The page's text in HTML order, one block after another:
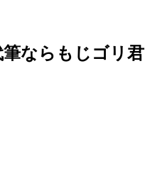
ならもじゴリ君